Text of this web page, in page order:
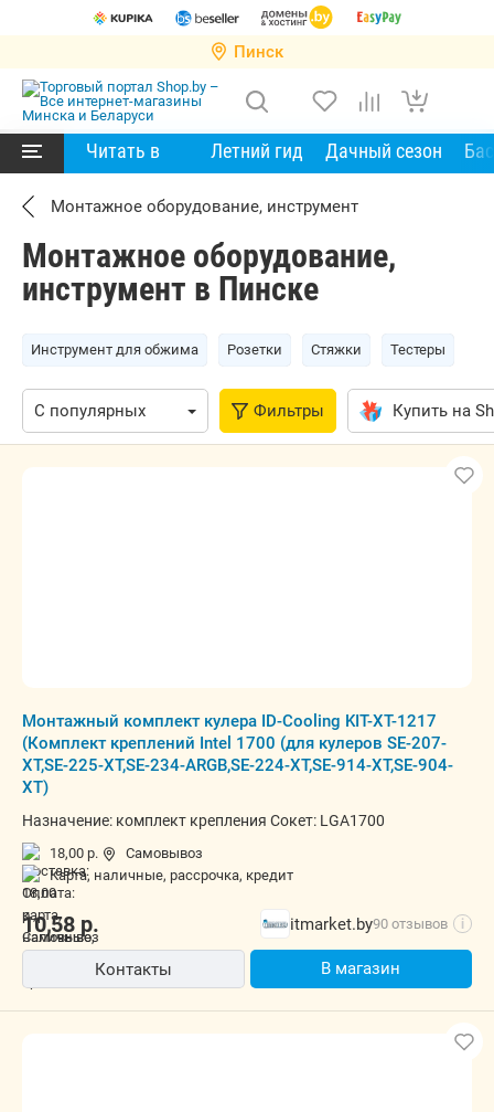
Пинск
Читать в Летний гид Дачный сезон
Монтажное оборудование, инструмент
Монтажное оборудование,
инструмент в Пинске
Инструмент для обжима Розетки Стяжки Тестеры
Фильтры Купить на
Монтажный комплект кулера ID-Cooling KIT-XT-1217
(Комплект креплений Intel 1700 (для кулеров SE-207-
XT,SE-225-XT,SE-234-ARGB,SE-224-XT,SE-914-XT,SE-904-
XT)
Назначение: комплект крепления Сокет: LGA1700
18,00 р.
Самовывоз
карта, наличные, рассрочка, кредит
10,58 р. itmarket.by90 отзывов i
Контакты В магазин